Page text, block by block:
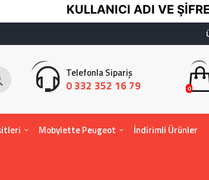
KULLANICI ADI VE
Telefonla Sipariş
0 332 352 16 79 0
Mobylette Peugeot İndirimli Ürünler